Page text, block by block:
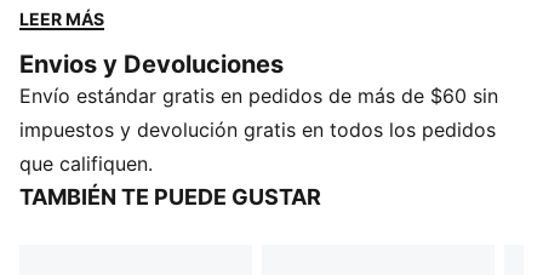
prendas en tonos naranja y negro, esta colección
pilotos y los equipos de IndyCar, F1® Academy y
Fórmula 1® el día de la carrera. Te brinda todo lo que
necesitas para hacerte notar, vayas donde vayas.
Siéntete parte del equipo en esta sudadera de
inspiración retro.
LEER MÁS
Envios y Devoluciones
Envío estándar gratis en pedidos de más de $60 sin
impuestos y devolución gratis en todos los pedidos
que califiquen.
TAMBIÉN TE PUEDE GUSTAR